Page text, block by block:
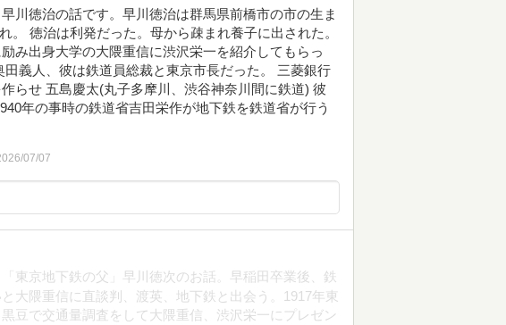
川徳治の話です。早川徳治は群馬県前橋市の市の生ま
徳治は利発だった。母から疎まれ養子に出された。
み出身大学の大隈重信に渋沢栄一を紹介してもらっ
義人、彼は鉄道員総裁と東京市長だった。 三菱銀行
らせ 五島慶太(丸子多摩川、渋谷神奈川間に鉄道) 彼
年の事時の鉄道省吉田栄作が地下鉄を鉄道省が行う
07/07
「東京地下鉄の父」早川徳次のお話。早稲田卒業後、鉄
大隈重信に直談判、渡英、地下鉄と出会う。1917年東
豆で交通量調査をして大隈重信、渋沢栄一にプレゼン